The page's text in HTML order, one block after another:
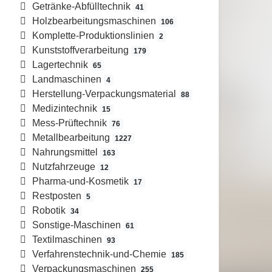
Getränke-Abfülltechnik 41
Holzbearbeitungsmaschinen 106
Komplette-Produktionslinien 2
Kunststoffverarbeitung 179
Lagertechnik 65
Landmaschinen 4
Herstellung-Verpackungsmaterial 88
Medizintechnik 15
Mess-Prüftechnik 76
Metallbearbeitung 1227
Nahrungsmittel 163
Nutzfahrzeuge 12
Pharma-und-Kosmetik 17
Restposten 5
Robotik 34
Sonstige-Maschinen 61
Textilmaschinen 93
Verfahrenstechnik-und-Chemie 185
Verpackungsmaschinen 255